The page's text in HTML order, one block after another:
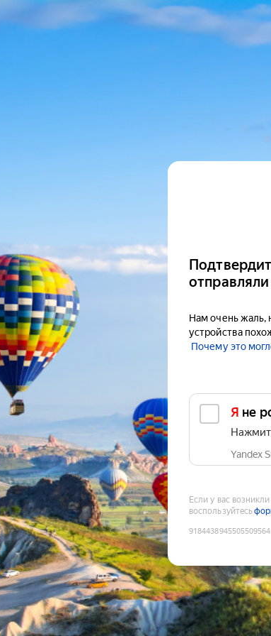
Нам очень жаль,
устройства
Почему это
Я не
Yandex
Если у вас
воспользуйтесь
9184438945505509564